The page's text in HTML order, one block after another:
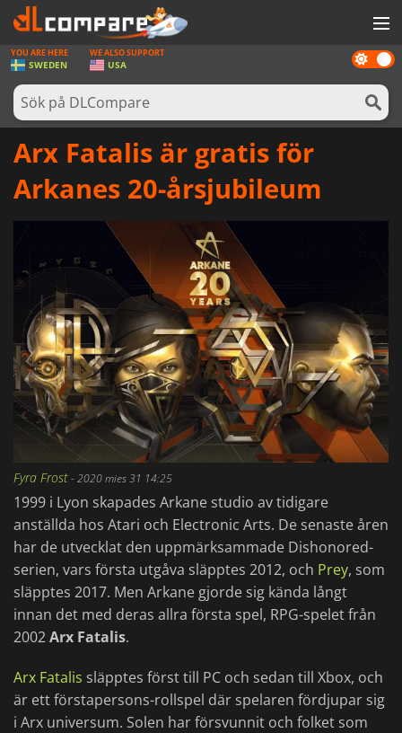
SPEL
SPELKORT
PROGRAMVARA
LOGGA IN ELLER REGISTRERA DIG
Dark
mode
YOU ARE HERE
SWEDEN
WE ALSO SUPPORT
USA
Arx Fatalis är gratis för
Arkanes 20-årsjubileum
Fyra Frost-2020 mies 31 14:25
1999 i Lyon skapades Arkane studio av tidigare
anställda hos Atari och Electronic Arts. De senaste åren
har de utvecklat den uppmärksammade Dishonored-
serien, vars första utgåva släpptes 2012, och Prey, som
släpptes 2017. Men Arkane gjorde sig kända långt
innan det med deras allra första spel, RPG-spelet från
2002Arx Fatalis.
Arx Fatalis släpptes först till PC och sedan till Xbox, och
är ett förstapersons-rollspel där spelaren fördjupar sig
i Arx universum. Solen har försvunnit och folket som